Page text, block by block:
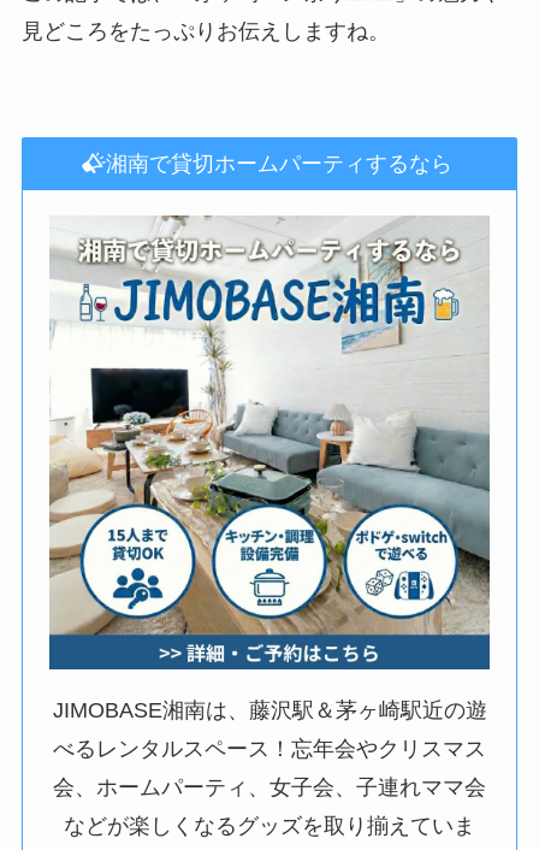
見どころをたっぷりお伝えしますね。
湘南で貸切ホームパーティするなら
JIMOBASE湘南は、藤沢駅＆茅ヶ崎駅近の遊
べるレンタルスペース！忘年会やクリスマス
会、ホームパーティ、女子会、子連れママ会
などが楽しくなるグッズを取り揃えていま